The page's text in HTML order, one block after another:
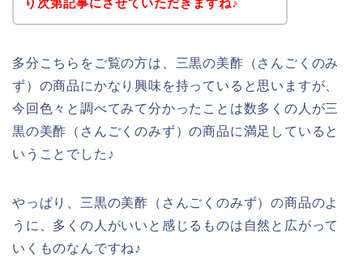
多分こちらをご覧の方は、三黒の美酢（さんごくのみ
ず）の商品にかなり興味を持っていると思いますが、
今回色々と調べてみて分かったことは数多くの人が三
黒の美酢（さんごくのみず）の商品に満足していると
いうことでした♪
やっぱり、三黒の美酢（さんごくのみず）の商品のよ
うに、多くの人がいいと感じるものは自然と広がって
いくものなんですね♪